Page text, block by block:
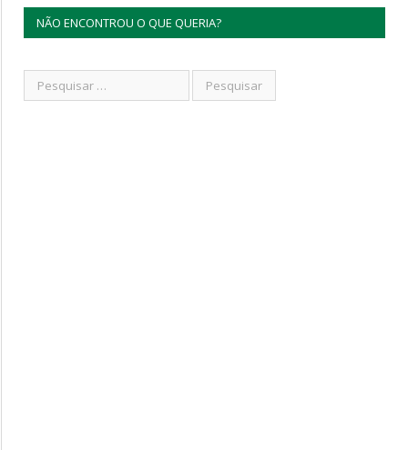
NÃO ENCONTROU O QUE QUERIA?